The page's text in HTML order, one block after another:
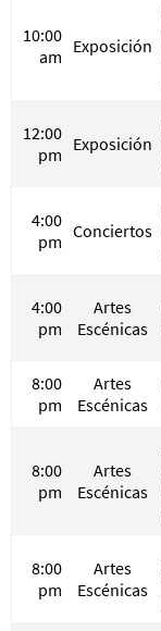
10:00
am Exposición
12:00
pm Exposición
4:00
pm Conciertos
4:00
pm
Artes
Escénicas
8:00
pm
Artes
Escénicas
8:00
pm
Artes
Escénicas
8:00
pm
Artes
Escénicas